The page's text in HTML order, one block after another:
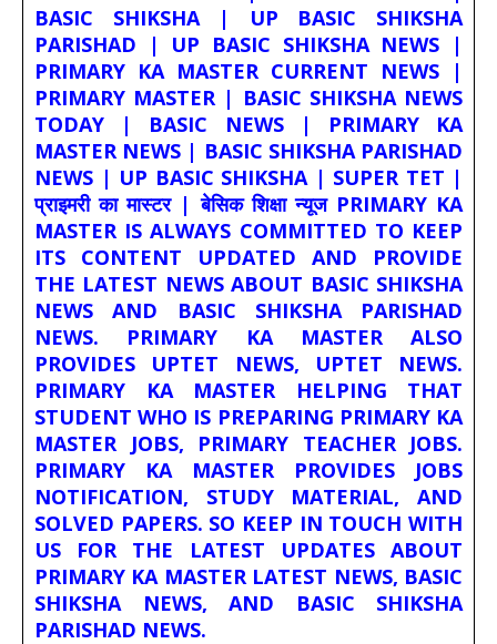
BASIC SHIKSHA | UP BASIC SHIKSHA
PARISHAD | UP BASIC SHIKSHA NEWS |
PRIMARY KA MASTER CURRENT NEWS |
PRIMARY MASTER | BASIC SHIKSHA NEWS
TODAY | BASIC NEWS | PRIMARY KA
MASTER NEWS | BASIC SHIKSHA PARISHAD
NEWS | UP BASIC SHIKSHA | SUPER TET |
प्राइमरी का मास्टर | बेसिक शिक्षा न्यूज PRIMARY KA
MASTER IS ALWAYS COMMITTED TO KEEP
ITS CONTENT UPDATED AND PROVIDE
THE LATEST NEWS ABOUT BASIC SHIKSHA
NEWS AND BASIC SHIKSHA PARISHAD
NEWS. PRIMARY KA MASTER ALSO
PROVIDES UPTET NEWS, UPTET NEWS.
PRIMARY KA MASTER HELPING THAT
STUDENT WHO IS PREPARING PRIMARY KA
MASTER JOBS, PRIMARY TEACHER JOBS.
PRIMARY KA MASTER PROVIDES JOBS
NOTIFICATION, STUDY MATERIAL, AND
SOLVED PAPERS. SO KEEP IN TOUCH WITH
US FOR THE LATEST UPDATES ABOUT
PRIMARY KA MASTER LATEST NEWS, BASIC
SHIKSHA NEWS, AND BASIC SHIKSHA
PARISHAD NEWS.